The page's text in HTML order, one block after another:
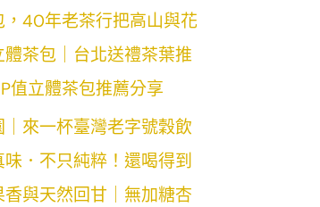
，40年老茶行把高山與花
體茶包｜台北送禮茶葉推
值立體茶包推薦分享
來一杯臺灣老字號穀飲
．不只純粹！還喝得到
香與天然回甘｜無加糖杏